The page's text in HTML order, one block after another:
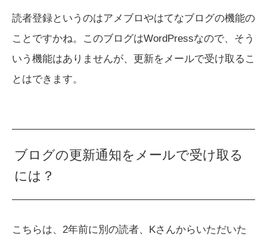
読者登録というのはアメブロやはてなブログの機能の
ことですかね。このブログはWordPressなので、そう
いう機能はありませんが、更新をメールで受け取るこ
とはできます。
ブログの更新通知をメールで受け取る
には？
こちらは、2年前に別の読者、Kさんからいただいた